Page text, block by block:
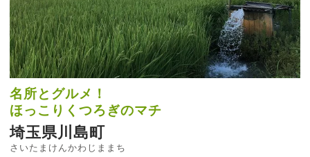
名所とグルメ！
ほっこりくつろぎのマチ
埼玉県川島町
さいたまけんかわじままち